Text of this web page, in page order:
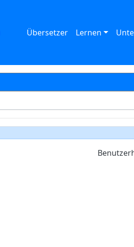
Übersetzer Lernen